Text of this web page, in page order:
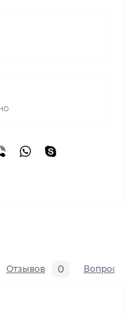
Отзывов 0 Вопросы